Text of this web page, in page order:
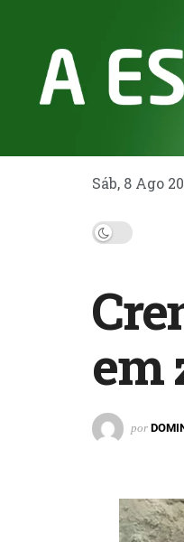
Sáb, 8 Ago
em
por